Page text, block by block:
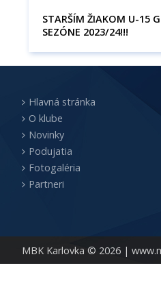
STARŠÍM ŽIAKOM U-15
SEZÓNE 2023/24!!!
MBK Karlovka © 2026 |
Hlavná stránka
O klube
Novinky
Podujatia
Fotogaléria
Partneri